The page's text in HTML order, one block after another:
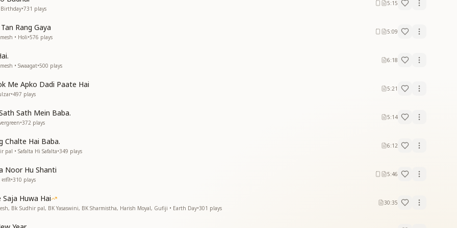
रे
रे
रे
रे
रे
में गूंज उठी शहनाई
Birthday•731 plays
5:15
Rang Gaya
• Holi•576 plays
5:09
• Swaagat•500 plays
6:18
Me Apko Dadi Paate Hai
•497 plays
5:21
Sath Mein Baba.
•372 plays
5:14
Chalte Hai Baba.
pal • Safalta Hi Safalta•349 plays
6:12
Noor Hu Shanti
•310 plays
5:46
Saja Huwa Hai
Bk Sudhir pal, BK Yasaswini, BK Sharmistha, Harish Moyal, Gufiji • Earth Day•301 plays
30:35